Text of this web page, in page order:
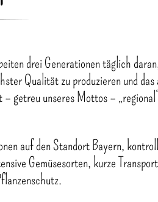
drei Generationen täglich
Qualität zu produzieren und
– getreu unseres Mottos –
auf den Standort Bayern,
Gemüsesorten, kurze